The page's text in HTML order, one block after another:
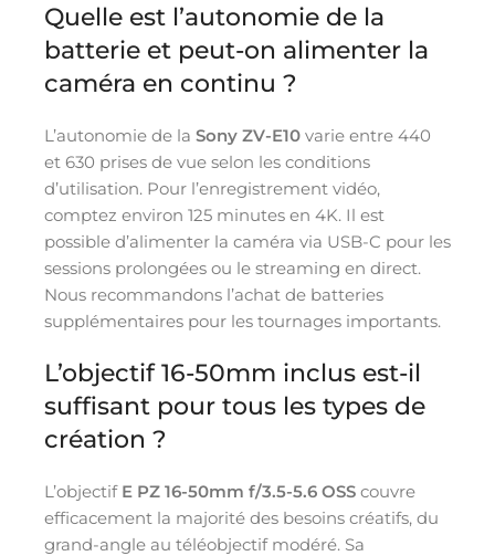
Quelle est l’autonomie de la
batterie et peut-on alimenter la
caméra en continu ?
L’autonomie de la Sony ZV-E10 varie entre 440
et 630 prises de vue selon les conditions
d’utilisation. Pour l’enregistrement vidéo,
comptez environ 125 minutes en 4K. Il est
possible d’alimenter la caméra via USB-C pour les
sessions prolongées ou le streaming en direct.
Nous recommandons l’achat de batteries
supplémentaires pour les tournages importants.
L’objectif 16-50mm inclus est-il
suffisant pour tous les types de
création ?
L’objectif E PZ 16-50mm f/3.5-5.6 OSS couvre
efficacement la majorité des besoins créatifs, du
grand-angle au téléobjectif modéré. Sa